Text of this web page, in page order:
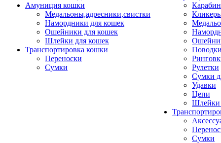
Амуниция кошки
Медальоны,адресники,свистки
Намордники для кошек
Ошейники для кошек
Шлейки для кошек
Транспортировка кошки
Переноски
Сумки
Рулетки
Сумки
Удавки
Цепи
Шлейки
Сумки